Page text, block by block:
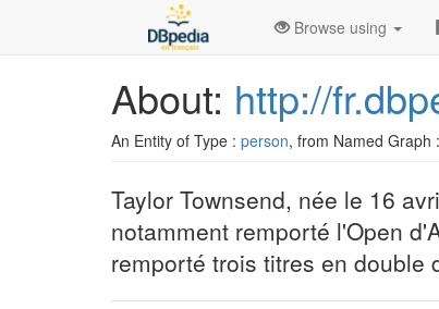
Browse using
About: http://
An Entity of Type : person, from Named Graph :
Taylor Townsend, née le 16
notamment remporté l'Open
remporté trois titres en double